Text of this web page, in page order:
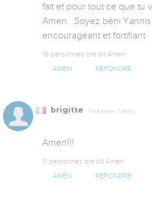
fait et pour tout ce que tu
Amen.  Soyez béni
encourageant et fortifiant
16 personnes ont dit Amen
AMEN RÉPONDRE
brigitte Il y a 5 ans, 7 mois
Amen!!!
11 personnes ont dit Amen
AMEN RÉPONDRE